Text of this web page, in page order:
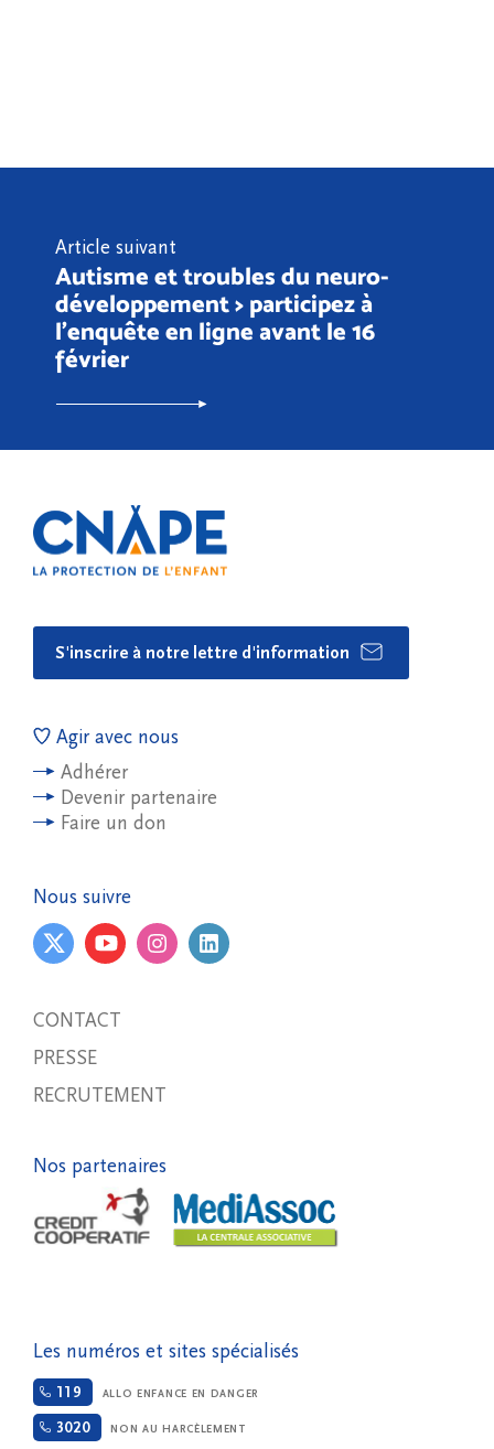
Article suivant
Autisme et troubles du neuro-
développement > participez à
l’enquête en ligne avant le 16
février
S'inscrire à notre lettre d'information
Agir avec nous
Adhérer
Devenir partenaire
Faire un don
Nous suivre
CONTACT
PRESSE
RECRUTEMENT
Nos partenaires
Les numéros et sites spécialisés
119 ALLO ENFANCE EN DANGER
3020 NON AU HARCÈLEMENT